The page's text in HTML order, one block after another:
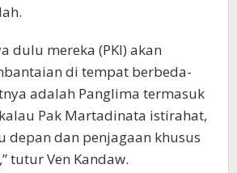
dulu mereka (PKI) akan
di tempat berbeda-
adalah Panglima termasuk
Pak Martadinata istirahat,
depan dan penjagaan khusus
tutur Ven Kandaw.